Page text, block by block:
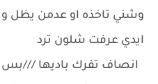
وشني تاخذه او عدمن يظل
ايدي عرفت شلون ترد
انصاف تفرك باديها ///بس